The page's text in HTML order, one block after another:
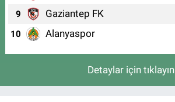
9 Gaziantep FK
10 Alanyaspor
Detaylar için tıklayın